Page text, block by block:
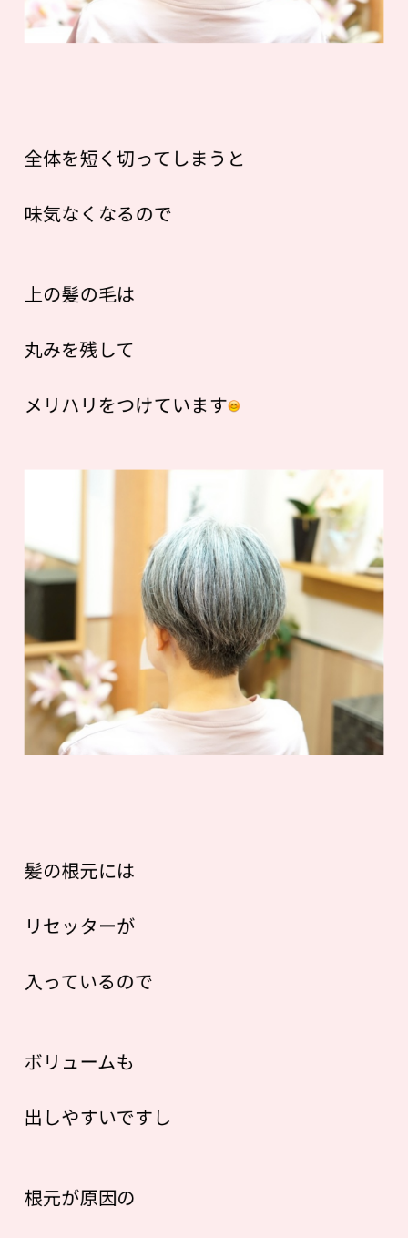
全体を短く切ってしまうと
味気なくなるので
上の髪の毛は
丸みを残して
メリハリをつけています
髪の根元には
リセッターが
入っているので
ボリュームも
出しやすいですし
根元が原因の